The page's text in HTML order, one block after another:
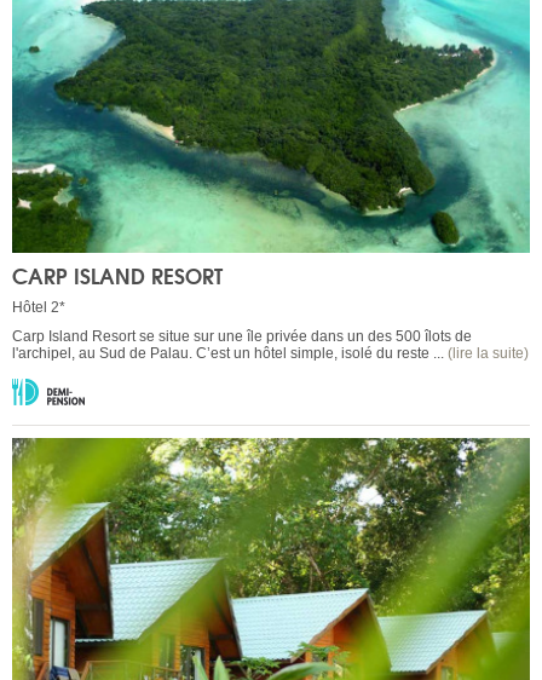
CARP ISLAND RESORT
Hôtel 2*
Carp Island Resort se situe sur une île privée dans un des 500 îlots de
l'archipel, au Sud de Palau. C’est un hôtel simple, isolé du reste ... (lire la suite)